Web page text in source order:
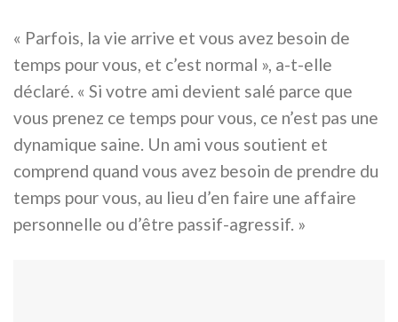
« Parfois, la vie arrive et vous avez besoin de
temps pour vous, et c’est normal », a-t-elle
déclaré. « Si votre ami devient salé parce que
vous prenez ce temps pour vous, ce n’est pas une
dynamique saine. Un ami vous soutient et
comprend quand vous avez besoin de prendre du
temps pour vous, au lieu d’en faire une affaire
personnelle ou d’être passif-agressif. »